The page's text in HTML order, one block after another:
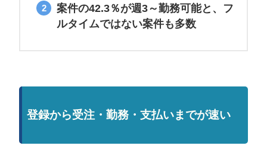
案件の42.3％が週3～勤務可能と、フ
ルタイムではない案件も多数
登録から受注・勤務・支払いまでが速い